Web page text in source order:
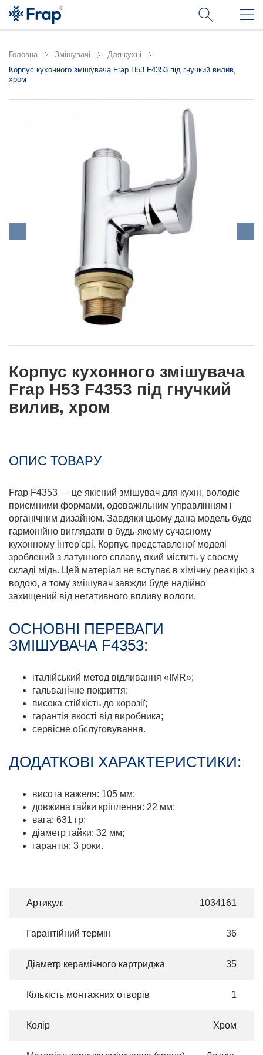
Головна Змішувачі
Для кухні
Корпус кухонного змішувача Frap H53 F4353 під гнучкий вилив,
хром
Корпус кухонного змішувача
Frap H53 F4353 під гнучкий
вилив, хром
ОПИС ТОВАРУ
Frap F4353 — це якісний змішувач для кухні, володіє
приємними формами, одоважільним управлінням і
органічним дизайном. Завдяки цьому дана модель буде
гармонійно виглядати в будь-якому сучасному
кухонному інтер'єрі. Корпус представленої моделі
зроблений з латунного сплаву, який містить у своєму
складі мідь. Цей матеріал не вступає в хімічну реакцію з
водою, а тому змішувач завжди буде надійно
захищений від негативного впливу вологи.
ОСНОВНІ ПЕРЕВАГИ
ЗМІШУВАЧА F4353:
італійський метод відливання «IMR»;
гальванічне покриття;
висока стійкість до корозії;
гарантія якості від виробника;
сервісне обслуговування.
ДОДАТКОВІ ХАРАКТЕРИСТИКИ:
висота важеля: 105 мм;
довжина гайки кріплення: 22 мм;
вага: 631 гр;
діаметр гайки: 32 мм;
гарантія: 3 роки.
Артикул: 1034161
Гарантійний термін 36
Діаметр керамічного картриджа 35
Кількість монтажних отворів 1
Колір Хром